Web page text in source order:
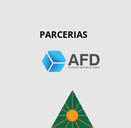
PARCERIAS